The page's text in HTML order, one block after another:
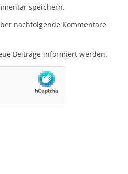
speichern.
nachfolgende Kommentare
Beiträge informiert werden.